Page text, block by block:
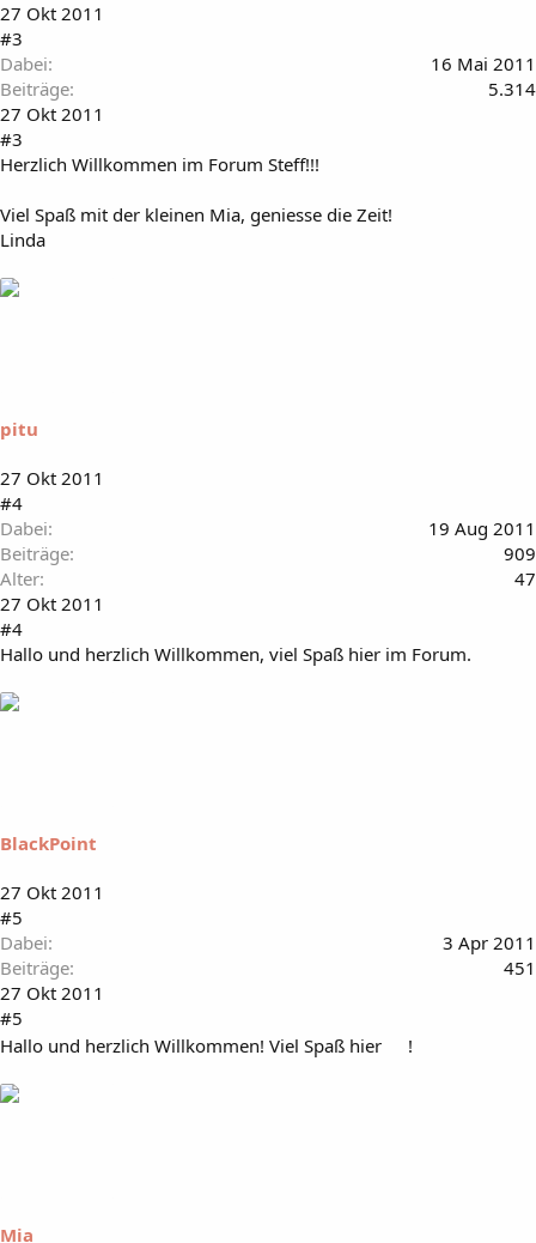
27 Okt 2011
#3
Dabei
16 Mai 2011
Beiträge
5.314
27 Okt 2011
#3
Herzlich Willkommen im Forum Steff!!!
Viel Spaß mit der kleinen Mia, geniesse die Zeit!
Linda
pitu
27 Okt 2011
#4
Dabei
19 Aug 2011
Beiträge
909
Alter
47
27 Okt 2011
#4
Hallo und herzlich Willkommen, viel Spaß hier im Forum.
BlackPoint
27 Okt 2011
#5
Dabei
3 Apr 2011
Beiträge
451
27 Okt 2011
#5
Hallo und herzlich Willkommen! Viel Spaß hier
!
Mia